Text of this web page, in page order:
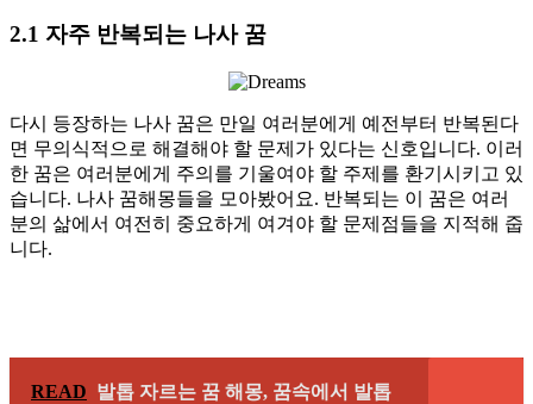
2.1 자주 반복되는 나사 꿈
다시 등장하는 나사 꿈은 만일 여러분에게 예전부터 반복된다
면 무의식적으로 해결해야 할 문제가 있다는 신호입니다. 이러
한 꿈은 여러분에게 주의를 기울여야 할 주제를 환기시키고 있
습니다. 나사 꿈해몽들을 모아봤어요. 반복되는 이 꿈은 여러
분의 삶에서 여전히 중요하게 여겨야 할 문제점들을 지적해 줍
니다.
READ 발톱 자르는 꿈 해몽, 꿈속에서 발톱